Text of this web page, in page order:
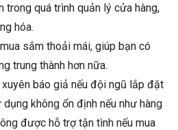
trong quá trình quản lý cửa hàng,
hóa.
sắm thoải mái, giúp bạn có
trung thành hơn nữa.
báo giả nếu đội ngũ lắp đặt
không ổn định nếu như hàng
được hỗ trợ tận tình nếu mua